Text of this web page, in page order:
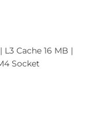
L3 Cache 16 MB |
Socket